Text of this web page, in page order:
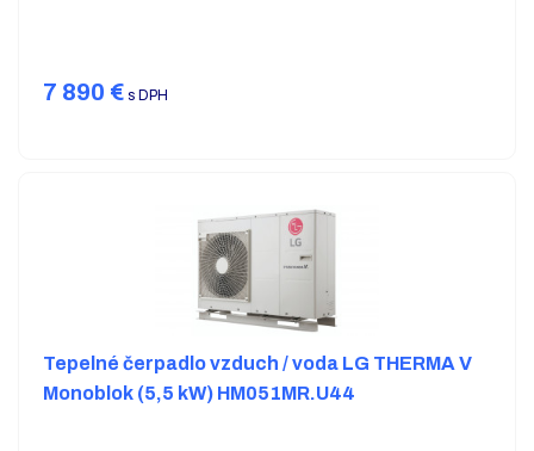
7 890 € s DPH
Tepelné čerpadlo vzduch / voda LG THERMA V
Monoblok (5,5 kW) HM051MR.U44